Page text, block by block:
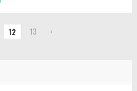
12 13 ›